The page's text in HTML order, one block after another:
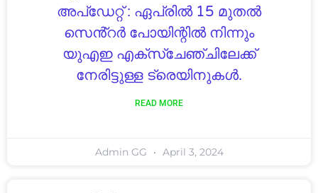
അപ്ഡേറ്റ് : ഏപ്രിൽ 15 മുതൽ
സെൻ്റർ പോയിന്റിൽ നിന്നും
യുഎഇ എക്സ്ചേഞ്ചിലേക്ക്
നേരിട്ടുള്ള ട്രെയിനുകൾ.
READ MORE
Admin GG April 3, 2024